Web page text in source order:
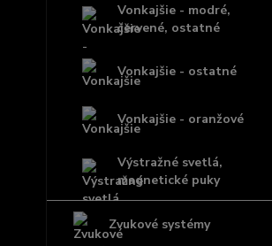
Vonkajšie - modré,
červené, ostatné
Vonkajšie - ostatné
Vonkajšie - oranžové
Výstražné svetlá,
magnetické puky
Zvukové systémy